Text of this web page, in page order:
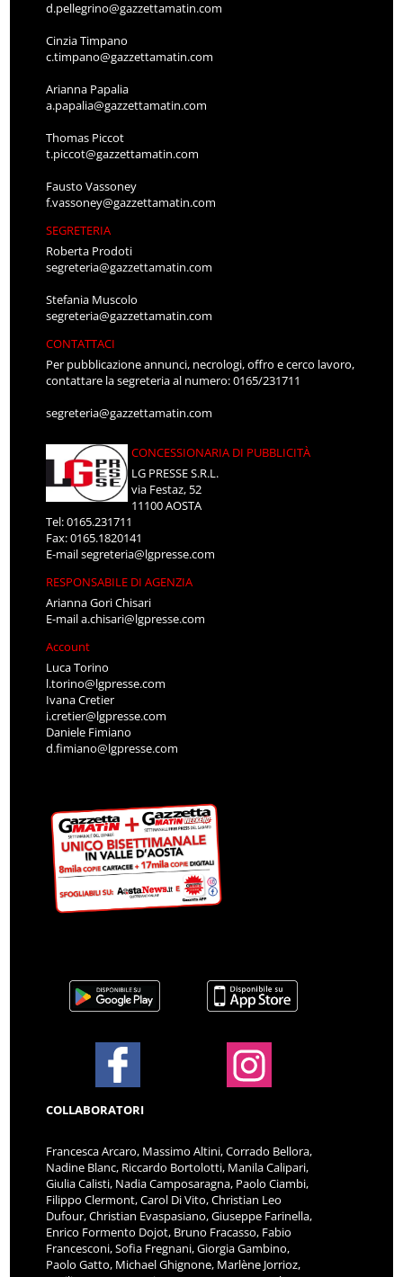
d.pellegrino@gazzettamatin.com
Cinzia Timpano
c.timpano@gazzettamatin.com
Arianna Papalia
a.papalia@gazzettamatin.com
Thomas Piccot
t.piccot@gazzettamatin.com
Fausto Vassoney
f.vassoney@gazzettamatin.com
SEGRETERIA
Roberta Prodoti
segreteria@gazzettamatin.com
Stefania Muscolo
segreteria@gazzettamatin.com
CONTATTACI
Per pubblicazione annunci, necrologi, offro e cerco lavoro,
contattare la segreteria al numero: 0165/231711
segreteria@gazzettamatin.com
CONCESSIONARIA DI PUBBLICITÀ
LG PRESSE S.R.L.
via Festaz, 52
11100 AOSTA
Tel: 0165.231711
Fax: 0165.1820141
E-mailsegreteria@lgpresse.com
RESPONSABILE DI AGENZIA
Arianna Gori Chisari
E-maila.chisari@lgpresse.com
Account
Luca Torino
l.torino@lgpresse.com
Ivana Cretier
i.cretier@lgpresse.com
Daniele Fimiano
d.fimiano@lgpresse.com
COLLABORATORI
Francesca Arcaro, Massimo Altini, Corrado Bellora,
Nadine Blanc, Riccardo Bortolotti, Manila Calipari,
Giulia Calisti, Nadia Camposaragna, Paolo Ciambi,
Filippo Clermont, Carol Di Vito, Christian Leo
Dufour, Christian Evaspasiano, Giuseppe Farinella,
Enrico Formento Dojot, Bruno Fracasso, Fabio
Francesconi, Sofia Fregnani, Giorgia Gambino,
Paolo Gatto, Michael Ghignone, Marlène Jorrioz,